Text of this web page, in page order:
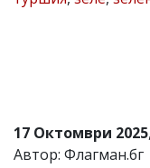
и
редакцията
17 Октомври 2025
Автор: Флагман.бг